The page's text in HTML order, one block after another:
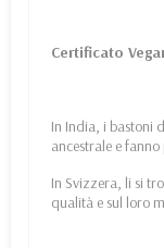
Certificato
In India, i bastoni
ancestrale e
In Svizzera, li si
qualità e sul loro